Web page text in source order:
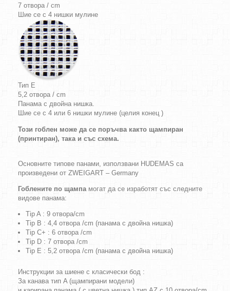
7 отвора / cm
Шие се с 4 нишки мулине
Тип E
5,2 отвора / cm
Панама с двойна нишка.
Шие се с 4 или 6 нишки мулине (целия конец )
Този гоблен може да се поръчва както щампиран
(принтиран), така и със схема.
Основните типове панами, използвани HUDEMAS са
произведени от ZWEIGART – Germany
Гоблените по щампамогат да се изработят със следните
видове панама:
Tip A : 9 отвора/cm
Tip B : 4,4 отвора /cm (панама с двойна нишка)
Tip C+ : 6 отвора /cm
Tip D : 7 отвора /cm
Tip E : 5,2 отвора /cm (панама с двойна нишка)
Инструкции за шиене с класически бод :
За канава тип A (щампирани модели)